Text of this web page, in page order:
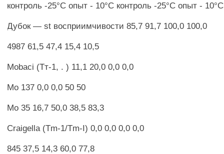
контроль -25°С опыт - 10°С контроль -25°С опыт - 10°С
Дубок — st восприимчивости 85,7 91,7 100,0 100,0
4987 61,5 47,4 15,4 10,5
Mobaci (Тт-1, . ) 11,1 20,0 0,0 0,0
Мо 137 0,0 0,0 50 50
Мо 35 16,7 50,0 38,5 83,3
Craigella (Tm-1/Tm-I) 0,0 0,0 0,0 0,0
845 37,5 14,3 60,0 77,8